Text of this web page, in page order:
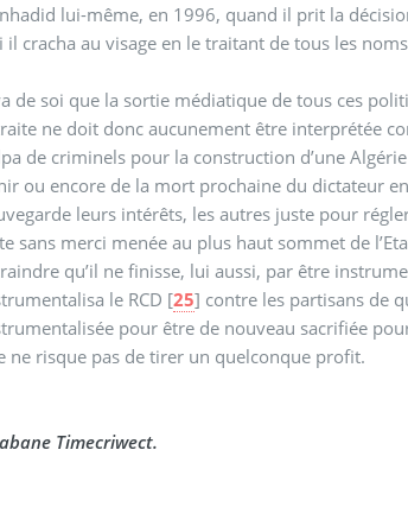
lui-même, en 1996, quand il prit la
il cracha au visage en le traitant de tous les
de soi que la sortie médiatique de tous ces
ne doit donc aucunement être interprétée
de criminels pour la construction d’une
ou encore de la mort prochaine du dictateur
leurs intérêts, les autres juste pour
sans merci menée au plus haut sommet de
qu’il ne finisse, lui aussi, par être
le RCD [25] contre les partisans de
pour être de nouveau sacrifiée
ne risque pas de tirer un quelconque profit.
Timecriwect.